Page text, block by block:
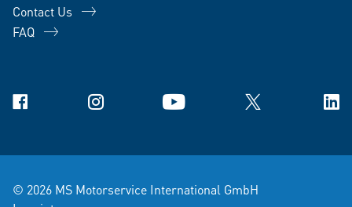
Contact Us
FAQ
Facebook Instagram YouTube X
© 2026 MS Motorservice International GmbH